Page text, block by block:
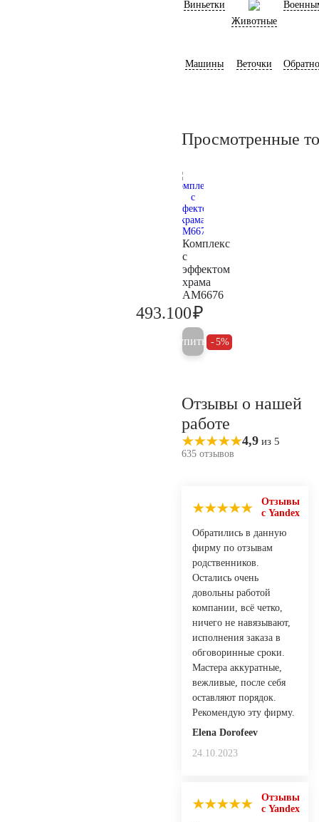
Виньетки
Животные
Машины Веточки
Просмотренные
Комплекс
с
эффектом
храма
AM6676
493.100₽
Купить 5%
Отзывы о нашей
работе
4,9 из 5
635 отзывов
Отзывы
с Yandex
Обратились в данную
фирму по отзывам
родственников.
Остались очень
довольны работой
компании, всё четко,
ничего не навязывают,
исполнения заказа в
обговоринные сроки.
Мастера аккуратные,
вежливые, после себя
оставляют порядок.
Рекомендую эту фирму.
Elena Dorofeev
24.10.2023
Отзывы
с Yandex